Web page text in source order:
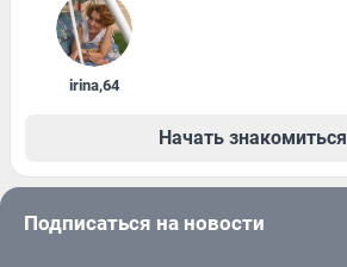
irina,64
Начать знакомиться
Подписаться на новости